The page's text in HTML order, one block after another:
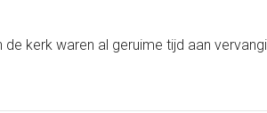
kerk waren al geruime tijd aan